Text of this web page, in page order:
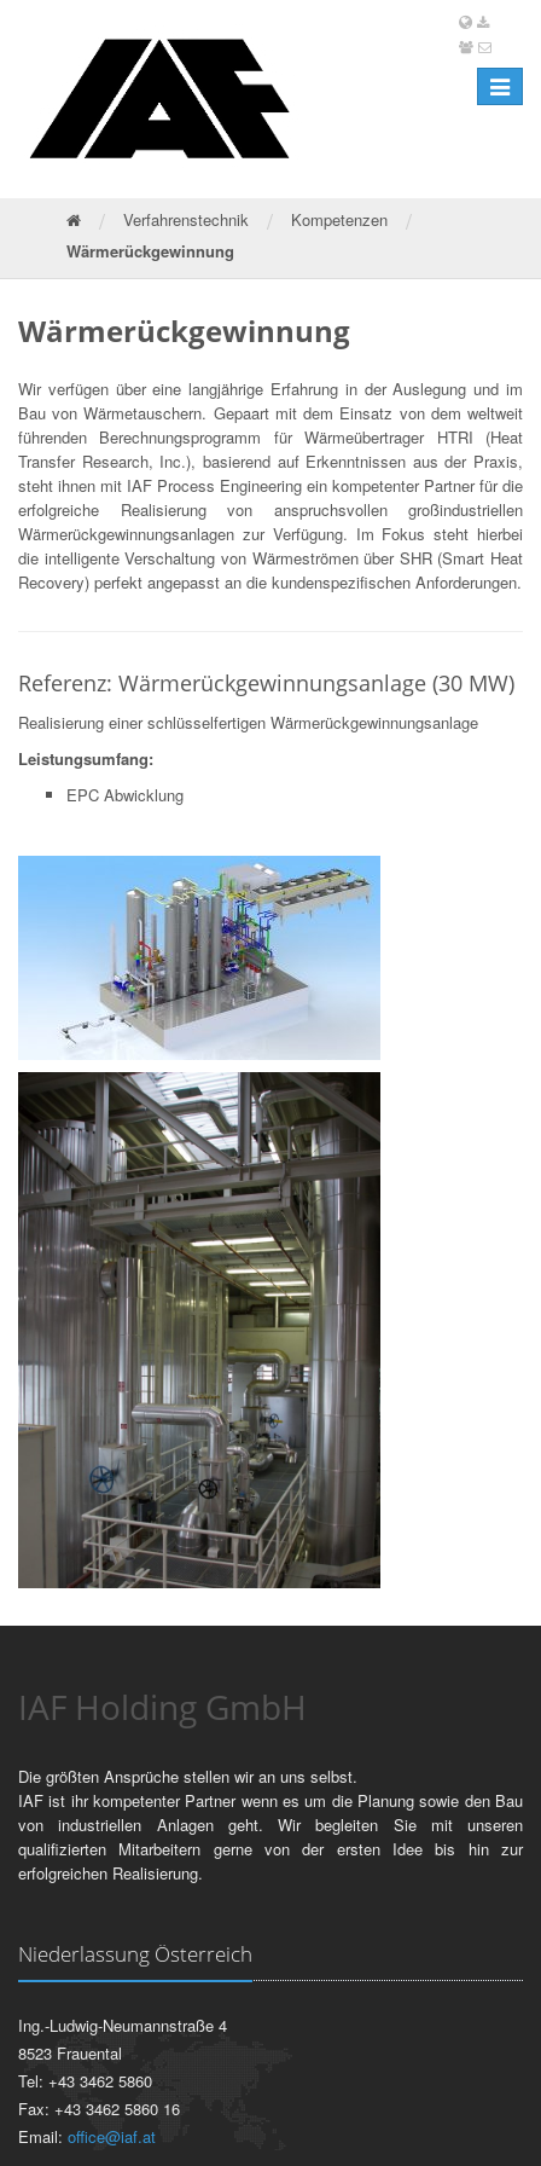
Toggle
/ Verfahrenstechnik / Kompetenzen /
Wärmerückgewinnung
Wärmerückgewinnung
Wir verfügen über eine langjährige Erfahrung in der Auslegung und im
Bau von Wärmetauschern. Gepaart mit dem Einsatz von dem weltweit
führenden Berechnungsprogramm für Wärmeübertrager HTRI (Heat
Transfer Research, Inc.), basierend auf Erkenntnissen aus der Praxis,
steht ihnen mit IAF Process Engineering ein kompetenter Partner für die
erfolgreiche Realisierung von anspruchsvollen großindustriellen
Wärmerückgewinnungsanlagen zur Verfügung. Im Fokus steht hierbei
die intelligente Verschaltung von Wärmeströmen über SHR (Smart Heat
Recovery) perfekt angepasst an die kundenspezifischen Anforderungen.
Referenz: Wärmerückgewinnungsanlage (30 MW)
Realisierung einer schlüsselfertigen Wärmerückgewinnungsanlage
Leistungsumfang:
EPC Abwicklung
IAF Holding GmbH
Die größten Ansprüche stellen wir an uns selbst.
IAF ist ihr kompetenter Partner wenn es um die Planung sowie den Bau
von industriellen Anlagen geht. Wir begleiten Sie mit unseren
qualifizierten Mitarbeitern gerne von der ersten Idee bis hin zur
erfolgreichen Realisierung.
Niederlassung Österreich
Ing.-Ludwig-Neumannstraße 4
8523 Frauental
Tel: +43 3462 5860
Fax: +43 3462 5860 16
Email: office@iaf.at